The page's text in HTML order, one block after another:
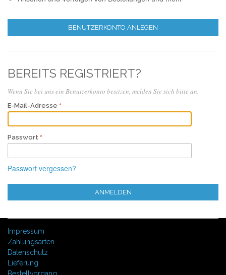
BENUTZERKONTO ANLEGEN
BEREITS REGISTRIERT?
Wenn Sie bei uns ein Benutzerkonto besitzen, melden Sie sich bitte an.
E-Mail-Adresse
Passwort
Passwort vergessen?
ANMELDEN
Impressum
Zahlungsarten
Datenschutz
Lieferung